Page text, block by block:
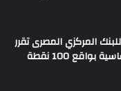
المركزي المصرى تقرر
خفض أسعار العائد الأساسية بواقع 100 نقطة